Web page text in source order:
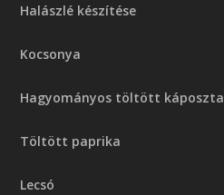
Halászlé készítése
Kocsonya
Hagyományos töltött káposzta
Töltött paprika
Lecsó